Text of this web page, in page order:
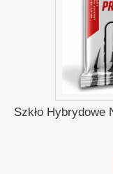
Szkło Hybrydowe